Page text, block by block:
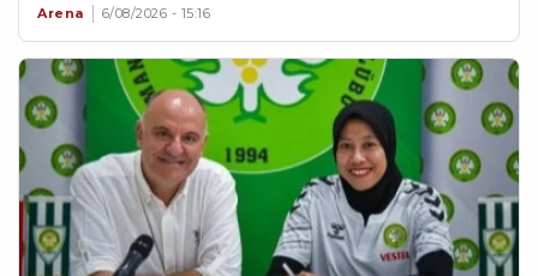
Arena 6/08/2026 - 15:16